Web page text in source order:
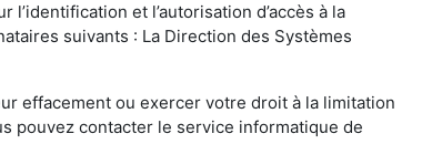
l’identification et l’autorisation d’accès à la
suivants : La Direction des Systèmes
effacement ou exercer votre droit à la limitation
pouvez contacter le service informatique de